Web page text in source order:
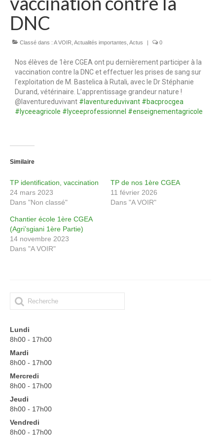
Formation par apprentissage
Formations continues
Formations courtes
VAE
Vie scolaire
Charte de la laïcité
Informations
Demande de renseignements
renseignements Lycée
Renseignements CFA
offre d’emploi
Intranet
Accès NetYparéo
Demande d’autorisation d’absence
Autorisation d’absence Personnel ATTE
DNC
Classé dans : A VOIR Actualités importantes Actus | 0
Nos élèves de 1ère CGEA ont pu dernièrement participer à la
vaccination contre la DNC et effectuer les prises de sang sur
l’exploitation de M. Bastelica à Rutali, avec le Dr Stéphanie
Durand, vétérinaire. L’apprentissage grandeur nature !
@laventureduvivant #laventureduvivant #bacprocgea
#lyceeagricole #lyceeprofessionnel #enseignementagricole
Similaire
TP identification, vaccination
24 mars 2023
Dans "Non classé"
TP de nos 1ère CGEA
11 février 2026
Dans "A VOIR"
Chantier école 1ère CGEA
(Agri’sgiani 1ère Partie)
14 novembre 2023
Dans "A VOIR"
Lundi
8h00 - 17h00
Mardi
8h00 - 17h00
Mercredi
8h00 - 17h00
Jeudi
8h00 - 17h00
Vendredi
8h00 - 17h00